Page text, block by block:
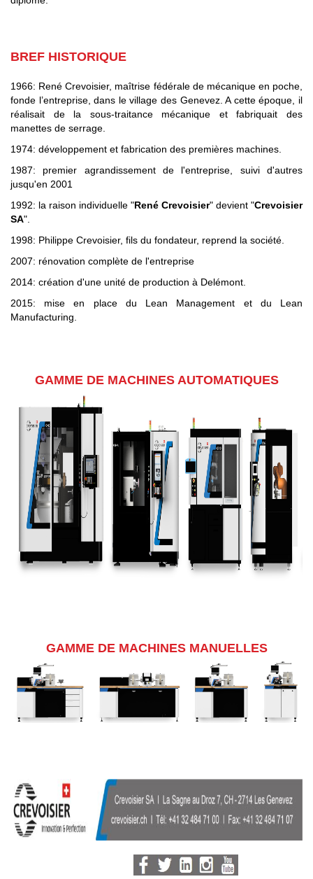
BREF HISTORIQUE
1966: René Crevoisier, maîtrise fédérale de mécanique en poche,
fonde l’entreprise, dans le village des Genevez. A cette époque, il
réalisait de la sous-traitance mécanique et fabriquait des
manettes de serrage.
1974: développement et fabrication des premières machines.
1987: premier agrandissement de l'entreprise, suivi d'autres
jusqu'en 2001
1992: la raison individuelle "René Crevoisier" devient "Crevoisier
SA".
1998: Philippe Crevoisier, fils du fondateur, reprend la société.
2007: rénovation complète de l'entreprise
2014: création d'une unité de production à Delémont.
2015: mise en place du Lean Management et du Lean
Manufacturing.
GAMME DE MACHINES AUTOMATIQUES
GAMME DE MACHINES MANUELLES